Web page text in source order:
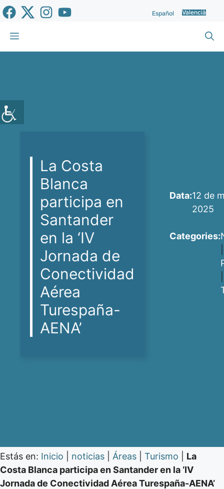
Vés
al
contingut
Español Valencià
Menu
La Costa
Blanca
participa en
Santander
en la ‘IV
Jornada de
Conectividad
Aérea
Turespaña-
AENA’
Data:12 de
2025
Categories:
Estás en: Inicio noticias Áreas Turismo
La
Costa Blanca participa en Santander en la ‘IV
Jornada de Conectividad Aérea Turespaña-AENA’